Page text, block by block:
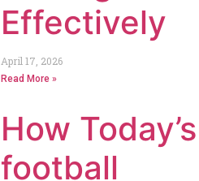
Effectively
April 17, 2026
Read More »
How Today’s
football